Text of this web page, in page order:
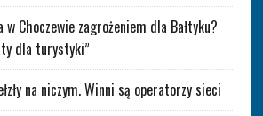
Choczewie zagrożeniem dla Bałtyku?
dla turystyki”
na niczym. Winni są operatorzy sieci